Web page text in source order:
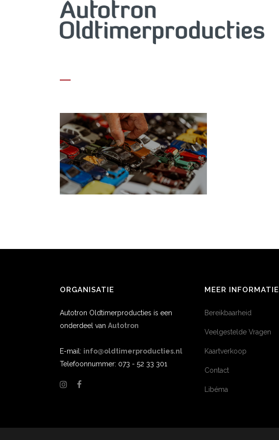
ORGANISATIE
Autotron Oldtimerproducties is een
onderdeel van Autotron
E-mail: info@oldtimerproducties.nl
Telefoonnummer: 073 - 52 33 301
MEER INFORMATIE
Bereikbaarheid
Veelgestelde Vragen
Kaartverkoop
Contact
Libéma